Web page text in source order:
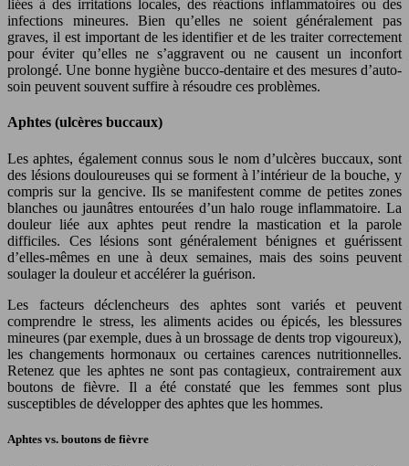
liées à des irritations locales, des réactions inflammatoires ou des
infections mineures. Bien qu’elles ne soient généralement pas
graves, il est important de les identifier et de les traiter correctement
pour éviter qu’elles ne s’aggravent ou ne causent un inconfort
prolongé. Une bonne hygiène bucco-dentaire et des mesures d’auto-
soin peuvent souvent suffire à résoudre ces problèmes.
Aphtes (ulcères buccaux)
Les aphtes, également connus sous le nom d’ulcères buccaux, sont
des lésions douloureuses qui se forment à l’intérieur de la bouche, y
compris sur la gencive. Ils se manifestent comme de petites zones
blanches ou jaunâtres entourées d’un halo rouge inflammatoire. La
douleur liée aux aphtes peut rendre la mastication et la parole
difficiles. Ces lésions sont généralement bénignes et guérissent
d’elles-mêmes en une à deux semaines, mais des soins peuvent
soulager la douleur et accélérer la guérison.
Les facteurs déclencheurs des aphtes sont variés et peuvent
comprendre le stress, les aliments acides ou épicés, les blessures
mineures (par exemple, dues à un brossage de dents trop vigoureux),
les changements hormonaux ou certaines carences nutritionnelles.
Retenez que les aphtes ne sont pas contagieux, contrairement aux
boutons de fièvre. Il a été constaté que les femmes sont plus
susceptibles de développer des aphtes que les hommes.
Aphtes vs. boutons de fièvre